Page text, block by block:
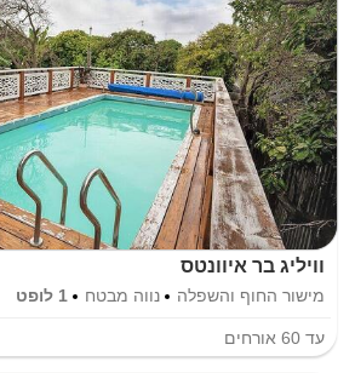
וויליג בר איוונטס
מישור החוף והשפלה נווה מבטח 1 לופט
עד 60 אורחים